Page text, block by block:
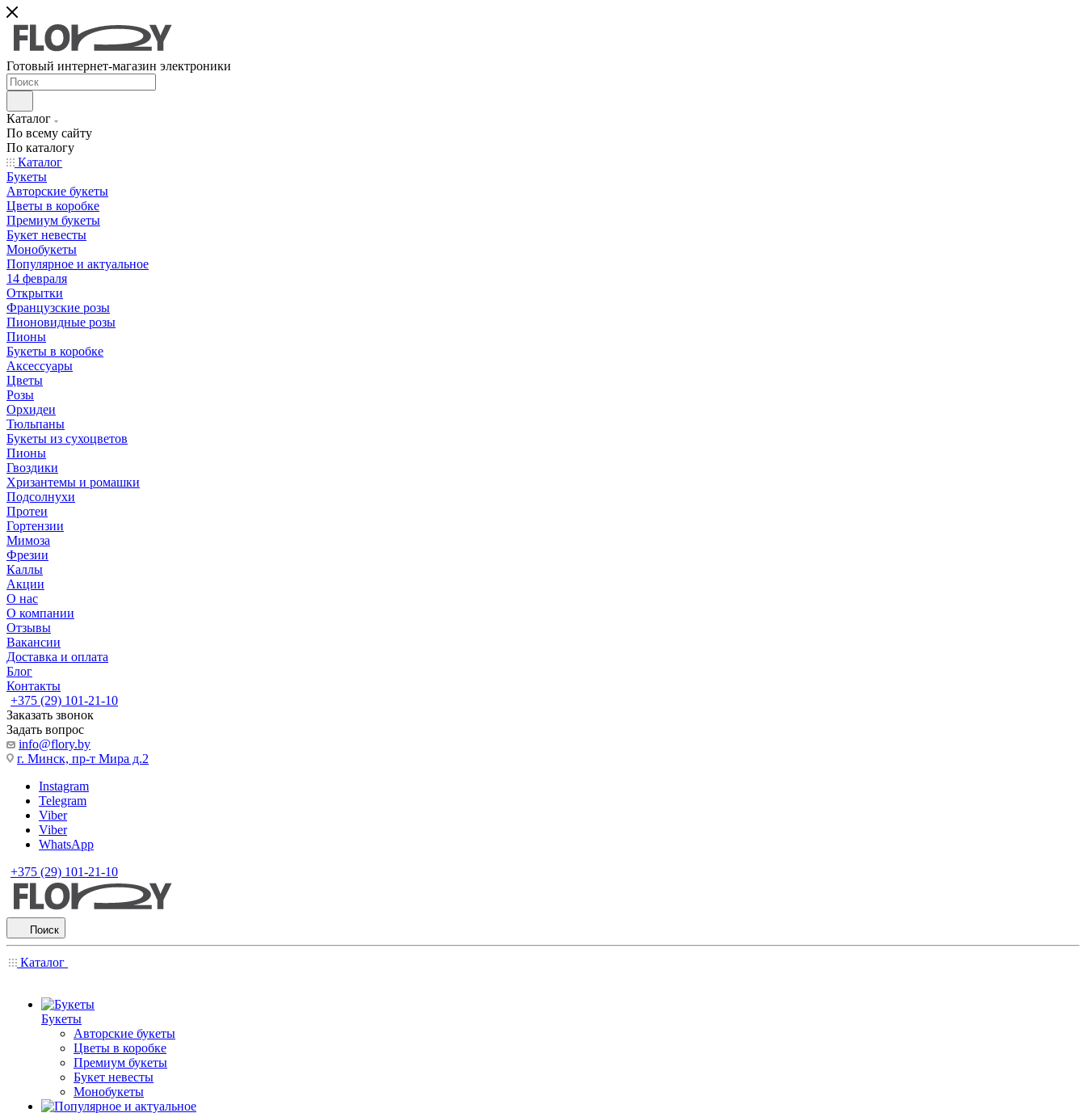
Готовый интернет-магазин электроники
Каталог
По всему сайту
По каталогу
Каталог
Букеты
Авторские букеты
Цветы в коробке
Премиум букеты
Букет невесты
Монобукеты
Популярное и актуальное
14 февраля
Открытки
Французские розы
Пионовидные розы
Пионы
Букеты в коробке
Аксессуары
Цветы
Розы
Орхидеи
Тюльпаны
Букеты из сухоцветов
Пионы
Гвоздики
Хризантемы и ромашки
Подсолнухи
Протеи
Гортензии
Мимоза
Фрезии
Каллы
Акции
О нас
О компании
Отзывы
Вакансии
Доставка и оплата
Блог
Контакты
+375 (29) 101-21-10
Заказать звонок
Задать вопрос
info@flory.by
г. Минск, пр-т Мира д.2
Instagram
Telegram
Viber
Viber
WhatsApp
+375 (29) 101-21-10
Поиск
Каталог
Букеты
Авторские букеты
Цветы в коробке
Премиум букеты
Букет невесты
Монобукеты